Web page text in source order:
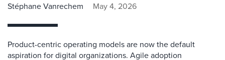
Stéphane Vanrechem May 4, 2026
Product-centric operating models are now the default
aspiration for digital organizations. Agile adoption